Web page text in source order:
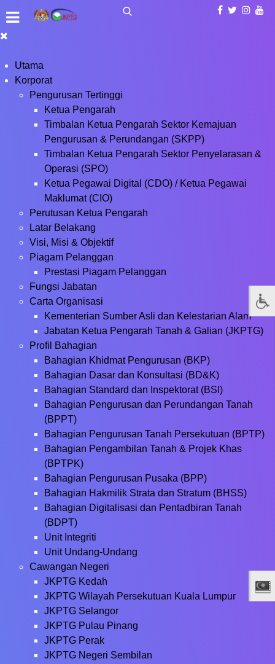
Utama
Korporat
Pengurusan Tertinggi
Ketua Pengarah
Timbalan Ketua Pengarah Sektor Kemajuan
Pengurusan & Perundangan (SKPP)
Timbalan Ketua Pengarah Sektor Penyelarasan &
Operasi (SPO)
Ketua Pegawai Digital (CDO) / Ketua Pegawai
Maklumat (CIO)
Perutusan Ketua Pengarah
Latar Belakang
Visi, Misi & Objektif
Piagam Pelanggan
Prestasi Piagam Pelanggan
Fungsi Jabatan
Carta Organisasi
Kementerian Sumber Asli dan Kelestarian Alam
Jabatan Ketua Pengarah Tanah & Galian (JKPTG)
Profil Bahagian
Bahagian Khidmat Pengurusan (BKP)
Bahagian Dasar dan Konsultasi (BD&K)
Bahagian Standard dan Inspektorat (BSI)
Bahagian Pengurusan dan Perundangan Tanah
(BPPT)
Bahagian Pengurusan Tanah Persekutuan (BPTP)
Bahagian Pengambilan Tanah & Projek Khas
(BPTPK)
Bahagian Pengurusan Pusaka (BPP)
Bahagian Hakmilik Strata dan Stratum (BHSS)
Bahagian Digitalisasi dan Pentadbiran Tanah
(BDPT)
Unit Integriti
Unit Undang-Undang
Cawangan Negeri
JKPTG Kedah
JKPTG Wilayah Persekutuan Kuala Lumpur
JKPTG Selangor
JKPTG Pulau Pinang
JKPTG Perak
JKPTG Negeri Sembilan